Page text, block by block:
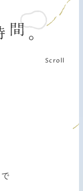
かけの時
Scroll